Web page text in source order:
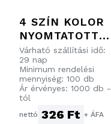
4 SZÍN KOLOR
NYOMTATOTT
CÍMKÉS
KULCSTARTÓ
HÁROMSZÖG
FORMÁJÚ
VÉGZŐDÉSSEL
Várható szállítási idő:
29 nap
Minimum rendelési
mennyiség: 100 db
Ár érvényes: 1000 db -
tól
nettó 326 Ft + ÁFA